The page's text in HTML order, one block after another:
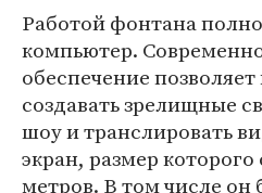
Работой фонтана
компьютер.
обеспечение
создавать зрелищные
шоу и транслировать
экран, размер которого
метров. В том числе он